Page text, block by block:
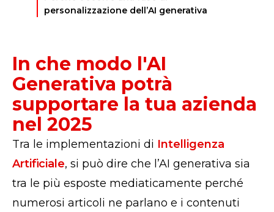
In che modo l'AI
Generativa potrà
supportare la tua azienda
nel 2025
Tra le implementazioni di Intelligenza
Artificiale, si può dire che l’AI generativa sia
tra le più esposte mediaticamente perché
numerosi articoli ne parlano e i contenuti
personalizzazione dell’AI generativa